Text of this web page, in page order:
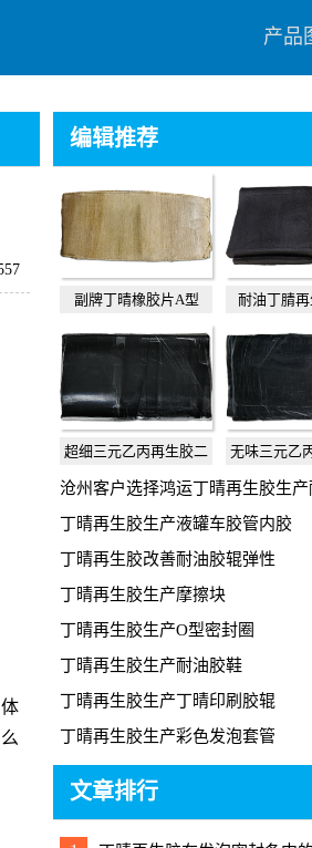
产品
编辑推荐
副牌丁晴橡胶片A型 耐油丁腈
超细三元乙丙再生胶二
级
无味三元乙
级
沧州客户选择鸿运丁晴再生胶生产
胶板的经过
丁晴再生胶生产液罐车胶管内胶
丁晴再生胶改善耐油胶辊弹性
丁晴再生胶生产摩擦块
丁晴再生胶生产O型密封圈
丁晴再生胶生产耐油胶鞋
丁晴再生胶生产丁晴印刷胶辊
丁晴再生胶生产彩色发泡套管
文章排行